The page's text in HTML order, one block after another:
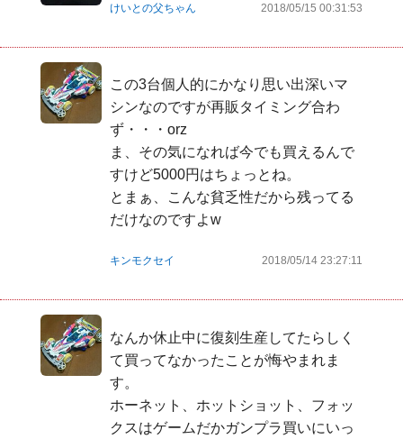
けいとの父ちゃん 2018/05/15 00:31:53
この3台個人的にかなり思い出深いマ
シンなのですが再販タイミング合わ
ず・・・orz
ま、その気になれば今でも買えるんで
すけど5000円はちょっとね。
とまぁ、こんな貧乏性だから残ってる
だけなのですよw
キンモクセイ 2018/05/14 23:27:11
なんか休止中に復刻生産してたらしく
て買ってなかったことが悔やまれま
す。
ホーネット、ホットショット、フォッ
クスはゲームだかガンプラ買いにいっ